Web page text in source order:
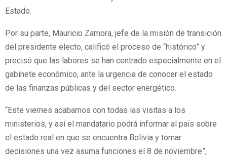
Estado.
Por su parte, Mauricio Zamora, jefe de la misión de transición
del presidente electo, calificó el proceso de “histórico” y
precisó que las labores se han centrado especialmente en el
gabinete económico, ante la urgencia de conocer el estado
de las finanzas públicas y del sector energético.
“Este viernes acabamos con todas las visitas a los
ministerios, y así el mandatario podrá informar al país sobre
el estado real en que se encuentra Bolivia y tomar
decisiones una vez asuma funciones el 8 de noviembre”,